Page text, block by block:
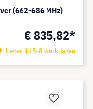
(662-686 MHz)
€ 835,82*
Levertijd 5-8 werkdagen